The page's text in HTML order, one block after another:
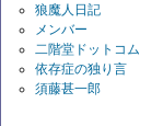
狼魔人日記
メンバー
二階堂ドットコム
依存症の独り言
須藤甚一郎